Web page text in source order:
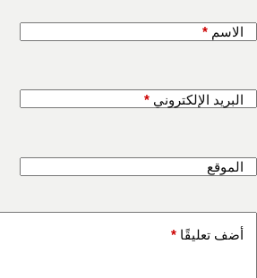
الاسم *
البريد الإلكتروني *
الموقع
أضف تعليقًا *